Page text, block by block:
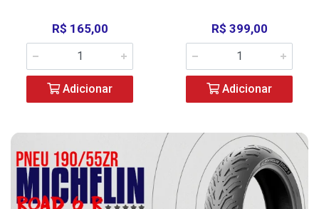
R$ 165,00
Adicionar
R$ 399,00
Adicionar